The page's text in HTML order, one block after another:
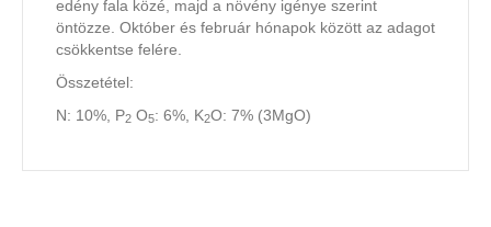
edény fala közé, majd a növény igénye szerint
öntözze. Október és február hónapok között az adagot
csökkentse felére.
Összetétel:
N: 10%, P2 O5: 6%, K2O: 7% (3MgO)